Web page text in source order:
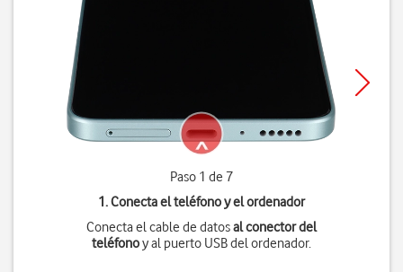
Paso 1 de 7
1. Conecta el teléfono y el ordenador
Conecta el cable de datosal conector del
teléfonoy al puerto USB del ordenador.